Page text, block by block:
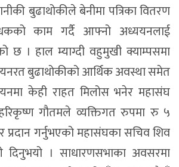
बुढाथोकीले बेनीमा पत्रिका वितरण
काम गर्दै आफ्नो अध्ययनलाई
छ । हाल म्याग्दी वहुमुखी क्याम्पसमा
बुढाथोकीको आर्थिक अवस्था समेत
केही राहत मिलोस भनेर महासंघ
हरिकृष्ण गौतमले व्यक्तिगत रुपमा रु ५
प्रदान गर्नुभएको महासंघका सचिव शिव
दिनुभयो । साधारणसभाका अवसरमा